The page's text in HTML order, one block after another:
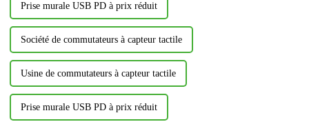
Prise murale USB PD à prix réduit
Société de commutateurs à capteur tactile
Usine de commutateurs à capteur tactile
Prise murale USB PD à prix réduit